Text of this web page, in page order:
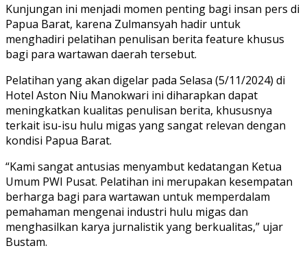
Kunjungan ini menjadi momen penting bagi insan pers di
Papua Barat, karena Zulmansyah hadir untuk
menghadiri pelatihan penulisan berita feature khusus
bagi para wartawan daerah tersebut.
Pelatihan yang akan digelar pada Selasa (5/11/2024) di
Hotel Aston Niu Manokwari ini diharapkan dapat
meningkatkan kualitas penulisan berita, khususnya
terkait isu-isu hulu migas yang sangat relevan dengan
kondisi Papua Barat.
“Kami sangat antusias menyambut kedatangan Ketua
Umum PWI Pusat. Pelatihan ini merupakan kesempatan
berharga bagi para wartawan untuk memperdalam
pemahaman mengenai industri hulu migas dan
menghasilkan karya jurnalistik yang berkualitas,” ujar
Bustam.